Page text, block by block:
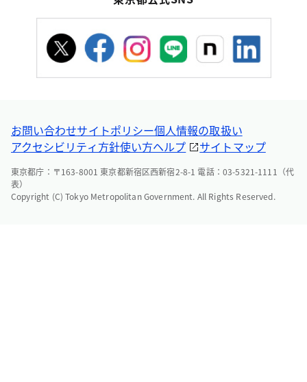
お問い合わせサイトポリシー個人情報の取扱い
アクセシビリティ方針使い方ヘルプ サイトマップ
東京都庁：〒163-8001 東京都新宿区西新宿2-8-1 電話：03-5321-1111（代
表）
Copyright (C) Tokyo Metropolitan Government. All Rights Reserved.